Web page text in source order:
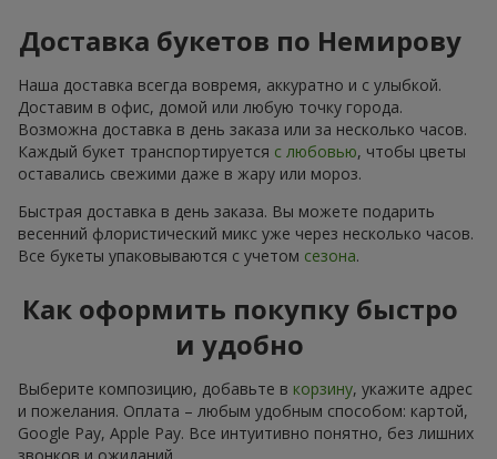
Доставка букетов по Немирову
Наша доставка всегда вовремя, аккуратно и с улыбкой.
Доставим в офис, домой или любую точку города.
Возможна доставка в день заказа или за несколько часов.
Каждый букет транспортируется с любовью, чтобы цветы
оставались свежими даже в жару или мороз.
Быстрая доставка в день заказа. Вы можете подарить
весенний флористический микс уже через несколько часов.
Все букеты упаковываются с учетом сезона.
Как оформить покупку быстро
и удобно
Выберите композицию, добавьте в корзину, укажите адрес
и пожелания. Оплата – любым удобным способом: картой,
Google Pay, Apple Pay. Все интуитивно понятно, без лишних